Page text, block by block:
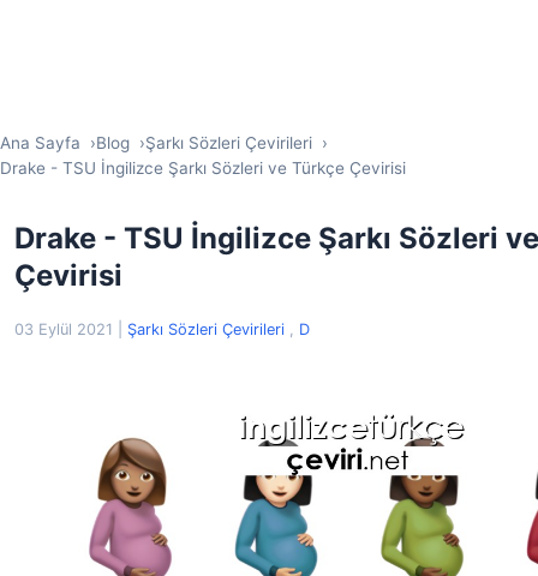
Ana Sayfa Blog
Şarkı Sözleri Çevirileri
Drake - TSU İngilizce Şarkı Sözleri ve Türkçe Çevirisi
Drake - TSU İngilizce Şarkı Sözleri
Çevirisi
03 Eylül 2021 Şarkı Sözleri Çevirileri , D